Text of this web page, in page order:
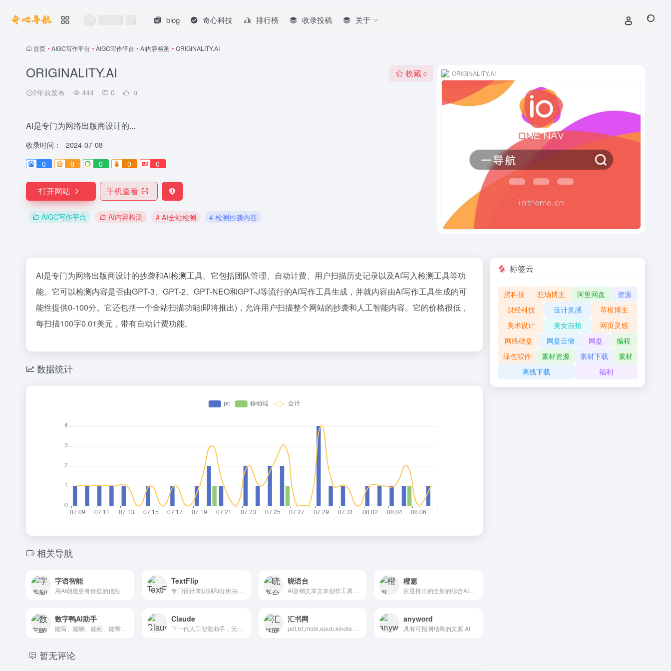
blog 奇心科技 排行榜 收录投稿 关于
首页 • AIGC写作平台 • AIGC写作平台 • AI内容检测 • ORIGINALITY.AI
ORIGINALITY.AI
2年前发布 444 0 0
收藏 0
AI是专门为网络出版商设计的...
收录时间：
2024-07-08
0
0 0 0 0
打开网站 手机查看
AIGC写作平台 AI内容检测 # AI全站检测 # 检测抄袭内容
ORIGINALITY.AI
AI是专门为网络出版商设计的抄袭和AI检测工具。它包括团队管理、自动计费、用户扫描历史记录以及AI写入检测工具等功
能。它可以检测内容是否由GPT-3、GPT-2、GPT-NEO和GPT-J等流行的AI写作工具生成，并就内容由AI写作工具生成的可
能性提供0-100分。它还包括一个全站扫描功能(即将推出)，允许用户扫描整个网站的抄袭和人工智能内容。它的价格很低，
每扫描100字0.01美元，带有自动计费功能。
数据统计
相关导航
字语智能
用AI创造更有价值的信息
TextFlip 晓语台 橙篇
数字鸭AI助手 Claude
下一代人工智能助手，无论任务大小
汇书网 anyword
具有可预测结果的文案 AI
暂无评论
标签云
黑科技 驻场博主 阿里网盘
资源
财经科技
设计灵感
草根博主
美术设计
美女自拍
网页灵感
网络硬盘
网盘云储 网盘
编程
绿色软件
素材资源 素材下载
素材
离线下载
福利